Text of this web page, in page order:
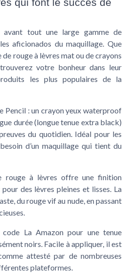
qui font le succès de
avant tout une large gamme de
aficionados du maquillage. Que
de rouge à lèvres matou decrayons
votre bonheur dans leur
les plus populaires de la
Pencil : un crayon yeux waterproof
durée (longue tenue extra black)
du quotidien. Idéal pour les
d’un maquillage qui tient du
rouge à lèvres offre une finition
des lèvres pleines et lisses. La
du rouge vif au nude, en passant
code La Amazon pour une tenue
noirs. Facile à appliquer, il est
attesté par de nombreuses
plateformes.